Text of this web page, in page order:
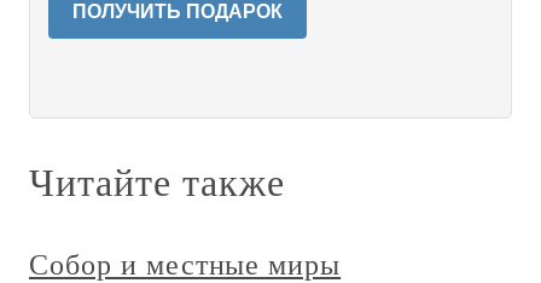
ПОЛУЧИТЬ ПОДАРОК
Читайте также
Собор и местные миры